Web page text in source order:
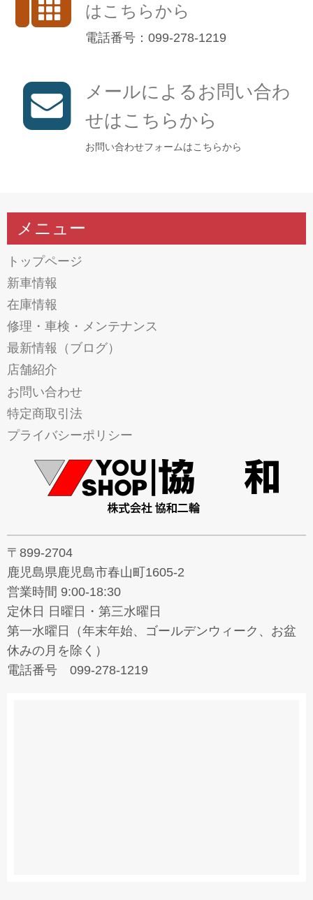
はこちらから
電話番号：099-278-1219
メールによるお問い合わ
せはこちらから
お問い合わせフォームはこちらから
メニュー
トップページ
新車情報
在庫情報
修理・車検・メンテナンス
最新情報（ブログ）
店舗紹介
お問い合わせ
特定商取引法
プライバシーポリシー
〒899-2704
鹿児島県鹿児島市春山町1605-2
営業時間 9:00-18:30
定休日 日曜日・第三水曜日
第一水曜日（年末年始、ゴールデンウィーク、お盆
休みの月を除く）
電話番号 099-278-1219